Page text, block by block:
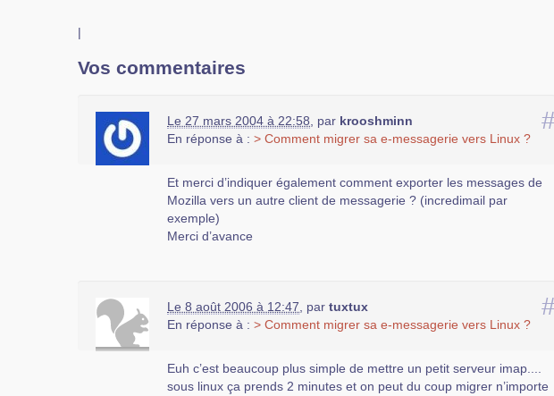
|
Vos commentaires
Le 27 mars 2004 à 22:58 par krooshminn
En réponse à : > Comment migrer sa e-messagerie vers Linux ?
Et merci d’indiquer également comment exporter les messages de
Mozilla vers un autre client de messagerie ? (incredimail par
exemple)
Merci d’avance
Le 8 août 2006 à 12:47 par tuxtux
En réponse à : > Comment migrer sa e-messagerie vers Linux ?
Euh c’est beaucoup plus simple de mettre un petit serveur imap....
sous linux ça prends 2 minutes et on peut du coup migrer n’importe